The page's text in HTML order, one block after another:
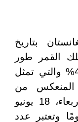
بتاريخ
القمر طور
، وبدرجة إضاءة 49.9% والتي تمثل
المنعكس من
الشمس. والقمر في تاريخ الأربعاء، 18 يونيو
يبلغ من العمر 22.16 يومًا وتعتبر عدد